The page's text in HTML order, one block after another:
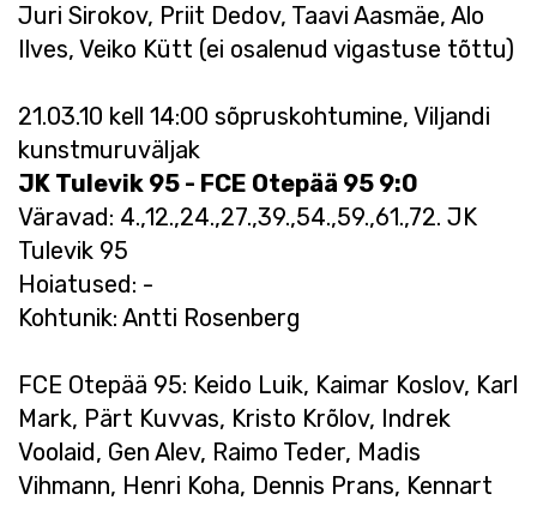
Juri Sirokov, Priit Dedov, Taavi Aasmäe, Alo
Ilves, Veiko Kütt (ei osalenud vigastuse tõttu)
21.03.10 kell 14:00 sõpruskohtumine, Viljandi
kunstmuruväljak
JK Tulevik 95 - FCE Otepää 95 9:0
Väravad: 4.,12.,24.,27.,39.,54.,59.,61.,72. JK
Tulevik 95
Hoiatused: -
Kohtunik: Antti Rosenberg
FCE Otepää 95: Keido Luik, Kaimar Koslov, Karl
Mark, Pärt Kuvvas, Kristo Krõlov, Indrek
Voolaid, Gen Alev, Raimo Teder, Madis
Vihmann, Henri Koha, Dennis Prans, Kennart